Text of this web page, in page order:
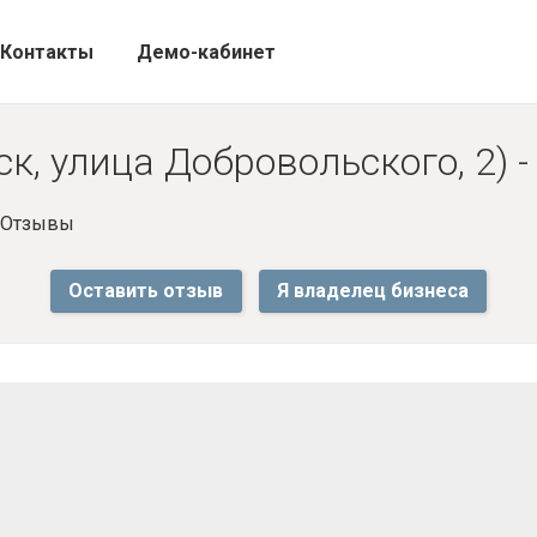
Контакты Демо-кабинет
улица Добровольского, 2)
Оставить отзыв Я владелец бизнеса